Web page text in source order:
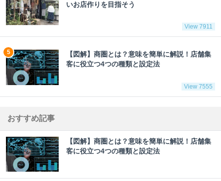
いお店作りを目指そう
View 7911
【図解】商圏とは？意味を簡単に解説！店舗集
客に役立つ4つの種類と設定法
View 7555
おすすめ記事
【図解】商圏とは？意味を簡単に解説！店舗集
客に役立つ4つの種類と設定法